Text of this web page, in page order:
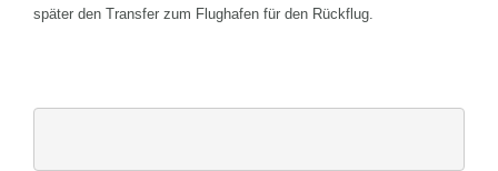
später den Transfer zum Flughafen für den Rückflug.